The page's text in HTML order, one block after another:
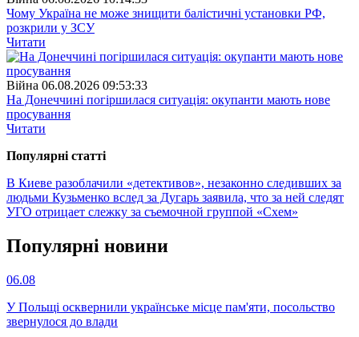
Чому Україна не може знищити балістичні установки РФ,
розкрили у ЗСУ
Читати
Війна 06.08.2026 09:53:33
На Донеччині погіршилася ситуація: окупанти мають нове
просування
Читати
Популярнi статтi
В Киеве разоблачили «детективов», незаконно следивших за
людьми Кузьменко вслед за Дугарь заявила, что за ней следят
УГО отрицает слежку за съемочной группой «Схем»
Популярнi новини
06.08
У Польщі осквернили українське місце пам'яти, посольство
звернулося до влади